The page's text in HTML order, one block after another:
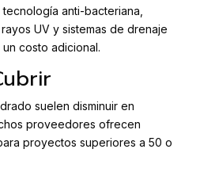
anti-bacteriana,
UV y sistemas de drenaje
costo adicional.
suelen disminuir en
proveedores ofrecen
proyectos superiores a 50 o